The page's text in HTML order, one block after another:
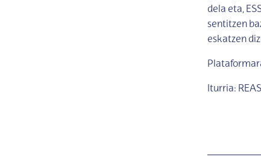
dela eta,
sentitzen
eskatzen
Iturria: